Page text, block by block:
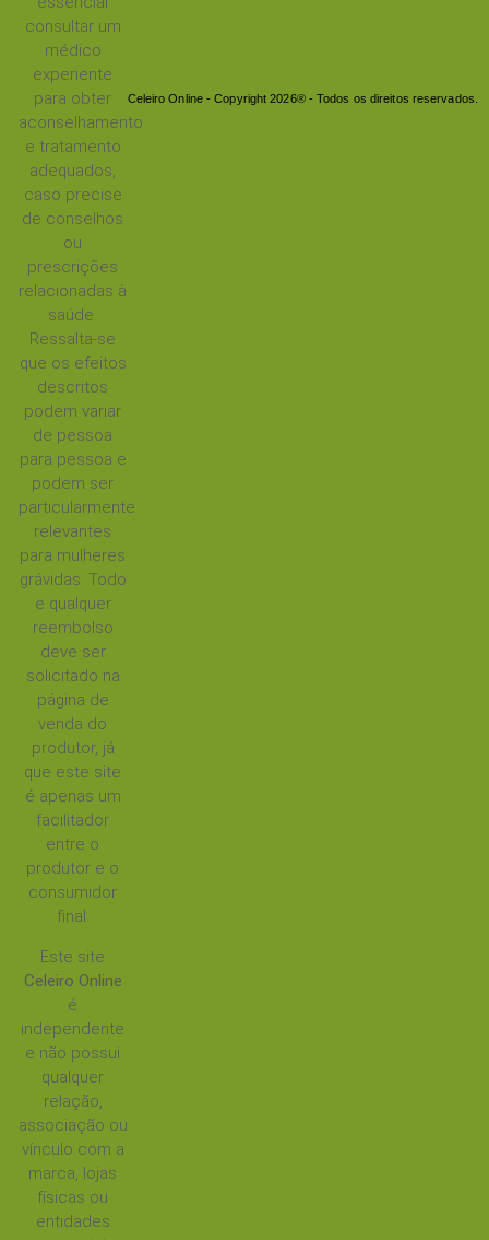
consultar um
médico
experiente
para obter
aconselhamento
e tratamento
adequados,
caso precise
de conselhos
ou
prescrições
relacionadas à
saúde.
Ressalta-se
que os efeitos
descritos
podem variar
de pessoa
para pessoa e
podem ser
particularmente
relevantes
para mulheres
grávidas. Todo
e qualquer
reembolso
deve ser
solicitado na
página de
venda do
produtor, já
que este site
é apenas um
facilitador
entre o
produtor e o
consumidor
final.
Este site
Celeiro Online
é
independente
e não possui
qualquer
relação,
associação ou
vínculo com a
marca, lojas
físicas ou
entidades
Celeiro Online - Copyright 2026® - Todos os direitos reservados.